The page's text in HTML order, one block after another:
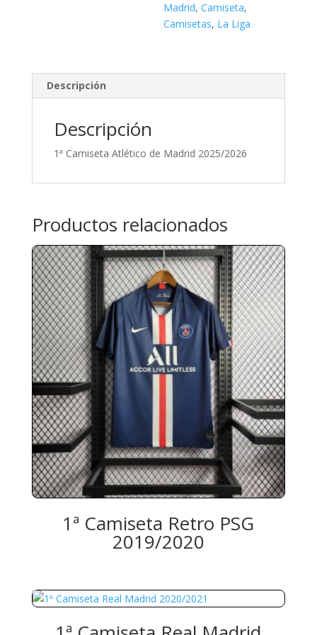
Madrid,Camiseta,
Camisetas, La Liga
Descripción
Descripción
1ª Camiseta Atlético de Madrid 2025/2026
Productos relacionados
1ª Camiseta Retro PSG
2019/2020